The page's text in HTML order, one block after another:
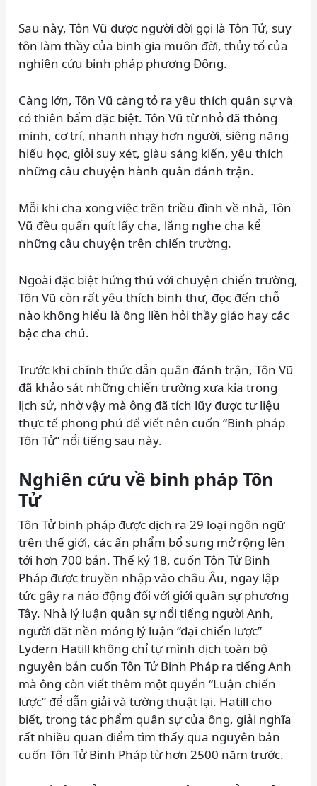
Sau này, Tôn Vũ được người đời gọi là Tôn Tử, suy
tôn làm thầy của binh gia muôn đời, thủy tổ của
nghiên cứu binh pháp phương Đông.
Càng lớn, Tôn Vũ càng tỏ ra yêu thích quân sự và
có thiên bẩm đặc biệt. Tôn Vũ từ nhỏ đã thông
minh, cơ trí, nhanh nhạy hơn người, siêng năng
hiếu học, giỏi suy xét, giàu sáng kiến, yêu thích
những câu chuyện hành quân đánh trận.
Mỗi khi cha xong việc trên triều đình về nhà, Tôn
Vũ đều quấn quít lấy cha, lắng nghe cha kể
những câu chuyện trên chiến trường.
Ngoài đặc biệt hứng thú với chuyện chiến trường,
Tôn Vũ còn rất yêu thích binh thư, đọc đến chỗ
nào không hiểu là ông liền hỏi thầy giáo hay các
bậc cha chú.
Trước khi chính thức dẫn quân đánh trận, Tôn Vũ
đã khảo sát những chiến trường xưa kia trong
lịch sử, nhờ vậy mà ông đã tích lũy được tư liệu
thực tế phong phú để viết nên cuốn “Binh pháp
Tôn Tử” nổi tiếng sau này.
Nghiên cứu về binh pháp Tôn
Tử
Tôn Tử binh pháp được dịch ra 29 loại ngôn ngữ
trên thế giới, các ấn phẩm bổ sung mở rộng lên
tới hơn 700 bản. Thế kỷ 18, cuốn Tôn Tử Binh
Pháp được truyền nhập vào châu Âu, ngay lập
tức gây ra náo động đối với giới quân sự phương
Tây. Nhà lý luận quân sự nổi tiếng người Anh,
người đặt nền móng lý luận “đại chiến lược”
Lydern Hatill không chỉ tự mình dịch toàn bộ
nguyên bản cuốn Tôn Tử Binh Pháp ra tiếng Anh
mà ông còn viết thêm một quyển “Luận chiến
lược” để dẫn giải và tường thuật lại. Hatill cho
biết, trong tác phẩm quân sự của ông, giải nghĩa
rất nhiều quan điểm tìm thấy qua nguyên bản
cuốn Tôn Tử Binh Pháp từ hơn 2500 năm trước.